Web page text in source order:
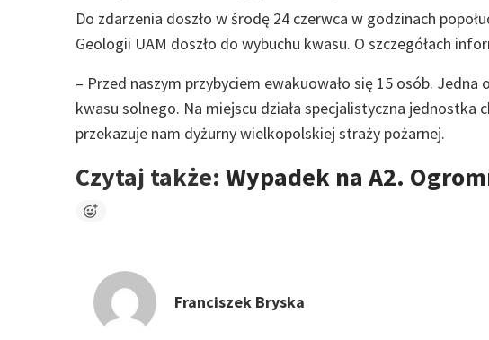
Do zdarzenia doszło w środę 24 czerwca w godzinach
Geologii UAM doszło do wybuchu kwasu. O szczegółach
– Przed naszym przybyciem ewakuowało się 15 osób.
kwasu solnego. Na miejscu działa specjalistyczna jednostka
przekazuje nam dyżurny wielkopolskiej straży pożarnej.
Czytaj także: Wypadek na A2.
Franciszek Bryska